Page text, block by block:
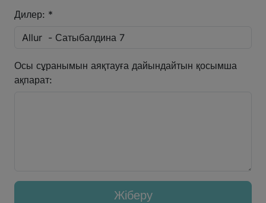
Дилер: *
Осы сұранымын аяқтауға дайындайтын қосымша
ақпарат:
Жіберу